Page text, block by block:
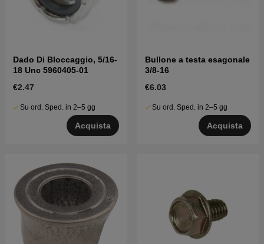
Dado Di Bloccaggio, 5/16-
18 Unc 5960405-01
€2.47
Su ord. Sped. in 2–5 gg
Acquista
Bullone a testa esagonale
3/8-16
€6.03
Su ord. Sped. in 2–5 gg
Acquista